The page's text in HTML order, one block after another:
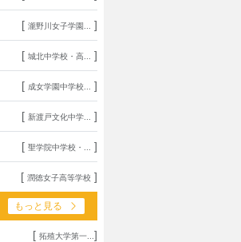
[ 瀧野川女子学園... ]
[ 城北中学校・高... ]
[ 成女学園中学校... ]
[ 新渡戸文化中学... ]
[ 聖学院中学校・... ]
[ 潤徳女子高等学校 ]
もっと見る
[ 拓殖大学第一... ]